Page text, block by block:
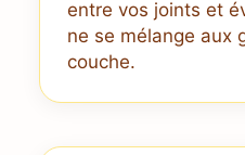
entre vos joints et
ne se mélange aux
couche.